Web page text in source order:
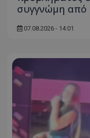
συγγνώμη από
07.08.2026 - 14:01